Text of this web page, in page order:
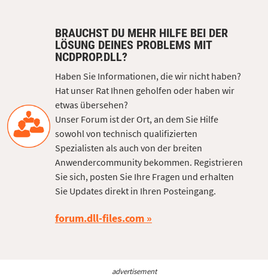
BRAUCHST DU MEHR HILFE BEI DER
LÖSUNG DEINES PROBLEMS MIT
NCDPROP.DLL?
Haben Sie Informationen, die wir nicht haben?
Hat unser Rat Ihnen geholfen oder haben wir
etwas übersehen?
Unser Forum ist der Ort, an dem Sie Hilfe
sowohl von technisch qualifizierten
Spezialisten als auch von der breiten
Anwendercommunity bekommen. Registrieren
Sie sich, posten Sie Ihre Fragen und erhalten
Sie Updates direkt in Ihren Posteingang.
forum.dll-files.com
advertisement